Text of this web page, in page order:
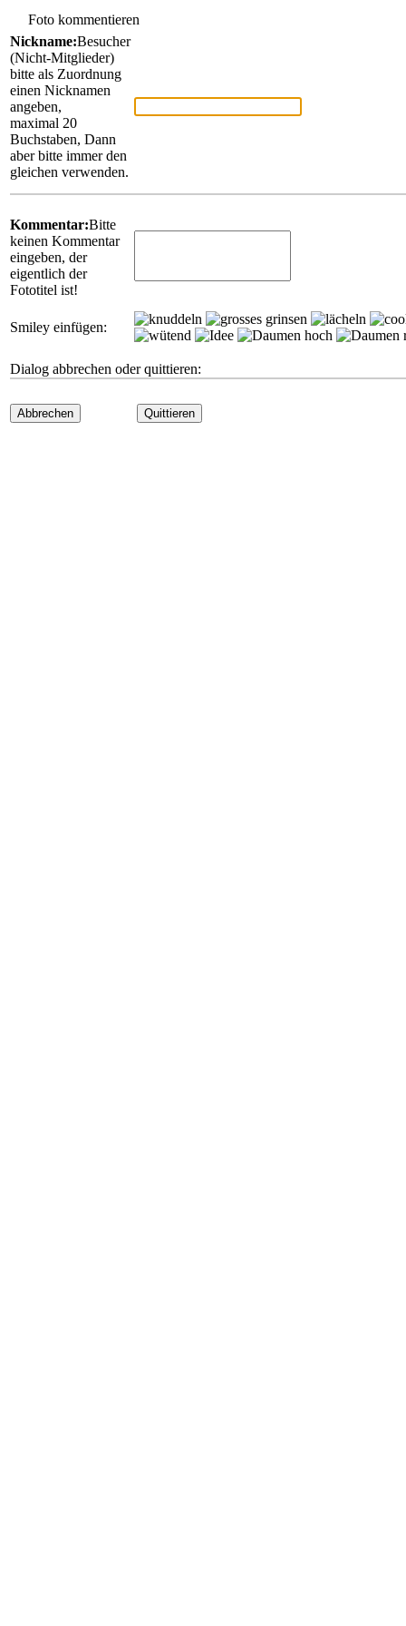
Foto kommentieren
Nickname:Besucher
(Nicht-Mitglieder)
bitte als Zuordnung
einen Nicknamen
angeben,
maximal 20
Buchstaben, Dann
aber bitte immer den
gleichen verwenden.
Kommentar:Bitte
keinen Kommentar
eingeben, der
eigentlich der
Fototitel ist!
Smiley einfügen:
Dialog abbrechen oder quittieren:
Abbrechen Quittieren